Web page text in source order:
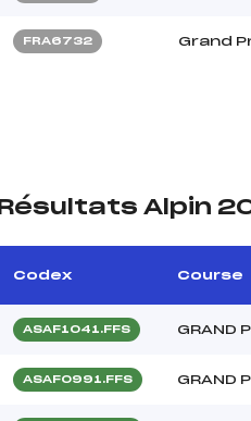
FRA6732 Grand
Résultats Alpin
Codex Course
ASAF1041.FFS GRAND
ASAF0991.FFS GRAND